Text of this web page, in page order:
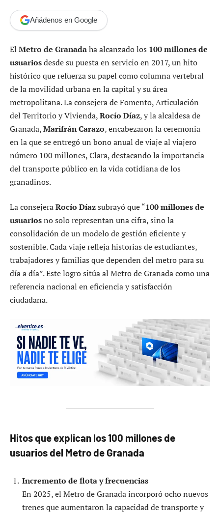
Añádenos en Google
El Metro de Granadaha alcanzado los 100 millones de
usuariosdesde su puesta en servicio en 2017, un hito
histórico que refuerza su papel como columna vertebral
de la movilidad urbana en la capital y su área
metropolitana. La consejera de Fomento, Articulación
del Territorio y Vivienda,Rocío Díaz, y la alcaldesa de
Granada,Marifrán Carazo, encabezaron la ceremonia
en la que se entregó un bono anual de viaje al viajero
número 100 millones, Clara, destacando la importancia
del transporte público en la vida cotidiana de los
granadinos.
La consejeraRocío Díazsubrayó que “100 millones de
usuariosno solo representan una cifra, sino la
consolidación de un modelo de gestión eficiente y
sostenible. Cada viaje refleja historias de estudiantes,
trabajadores y familias que dependen del metro para su
día a día”. Este logro sitúa al Metro de Granada como una
referencia nacional en eficiencia y satisfacción
ciudadana.
Hitos que explican los 100 millones de
usuarios del Metro de Granada
Incremento de flota y frecuencias
En 2025, el Metro de Granada incorporó ocho nuevos
trenes que aumentaron la capacidad de transporte y